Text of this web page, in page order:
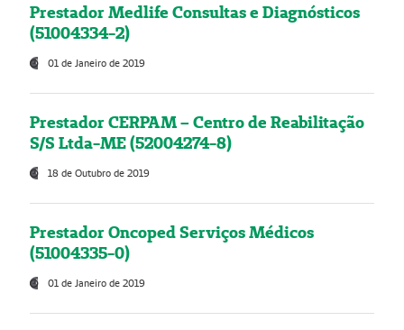
Prestador Medlife Consultas e Diagnósticos
(51004334-2)
01 de Janeiro de 2019
Prestador CERPAM – Centro de Reabilitação
S/S Ltda-ME (52004274-8)
18 de Outubro de 2019
Prestador Oncoped Serviços Médicos
(51004335-0)
01 de Janeiro de 2019